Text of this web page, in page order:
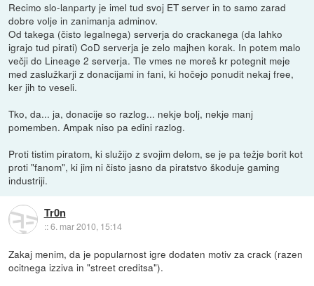
Recimo slo-lanparty je imel tud svoj ET server in to samo zarad
dobre volje in zanimanja adminov.
Od takega (čisto legalnega) serverja do crackanega (da lahko
igrajo tud pirati) CoD serverja je zelo majhen korak. In potem malo
večji do Lineage 2 serverja. Tle vmes ne moreš kr potegnit meje
med zaslužkarji z donacijami in fani, ki hočejo ponudit nekaj free,
ker jih to veseli.
Tko, da... ja, donacije so razlog... nekje bolj, nekje manj
pomemben. Ampak niso pa edini razlog.
Proti tistim piratom, ki služijo z svojim delom, se je pa težje borit kot
proti "fanom", ki jim ni čisto jasno da piratstvo škoduje gaming
industriji.
Tr0n
::6. mar 2010, 15:14
Zakaj menim, da je popularnost igre dodaten motiv za crack (razen
ocitnega izziva in "street creditsa").